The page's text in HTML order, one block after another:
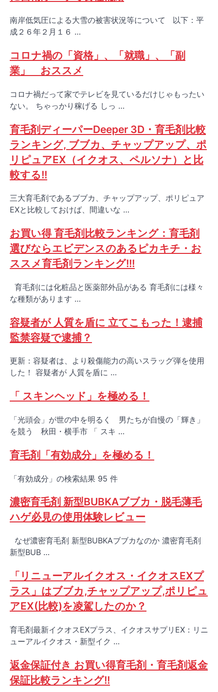
南岸低気圧による大雪の被害状況等について 以下：平
成２６年２月１６ …
コロナ禍の「資格」、「就職」、「副
業」 おススメ
コロナ禍だって家でテレビを見ているだけじゃもったい
ない。 ちゃっかり稼げる しっ …
育毛剤ディーパーDeeper 3D・育毛剤比較
ランキング, ブブカ、チャップアップ、ポ
リピュアEX（イクオス、ペルソナ）と比
較する!!
三大育毛剤であるブブカ、チャップアップ、ポリピュア
EXと比較しておけば、間違いな …
お買い得 育毛剤比較ランキング：育毛剤
選びならエビデンスのあるピカキチ・お
ススメ育毛剤ランキング!!!
育毛剤には化粧品と医薬部外品がある 育毛剤には様々
な種類があります …
容疑者が 人質を盾に 立てこもった！逮捕
監禁容疑で逮捕？
更新：容疑者は、より殺傷能力の高いスラッグ弾を使用
した！ 容疑者が 人質を盾に …
「 スキンヘッド」を極める！
「光頭会」が世の中を明るく 男たちが自慢の「輝き」
を競う 秋田・横手市 「 スキ …
育毛剤「有効成分」を極める！
「有効成分」の検索結果 95 件
濃密育毛剤 新型BUBKAブブカ・脱毛薄毛
ハゲ必見の使用体験レビュー
なぜ濃密育毛剤 新型BUBKAブブカなのか 濃密育毛剤
新型BUB …
「リニューアルイクオス・イクオスEXプ
ラス」はブブカ,チャップアップ,ポリピュ
アEX(比較)を凌駕したのか？
育毛剤最新イクオスEXプラス、イクオスサプリEX：リニ
ューアルイクオス・新型イク …
返金保証付き お買い得育毛剤・育毛剤返金
保証比較ランキング!!